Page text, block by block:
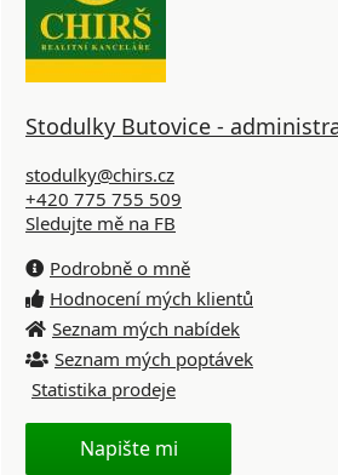
Stodulky Butovice -
stodulky@chirs.cz
+420 775 755 509
Sledujte mě na FB
Podrobně o mně
Hodnocení mých klientů
Seznam mých nabídek
Seznam mých poptávek
Statistika prodeje
Napište mi